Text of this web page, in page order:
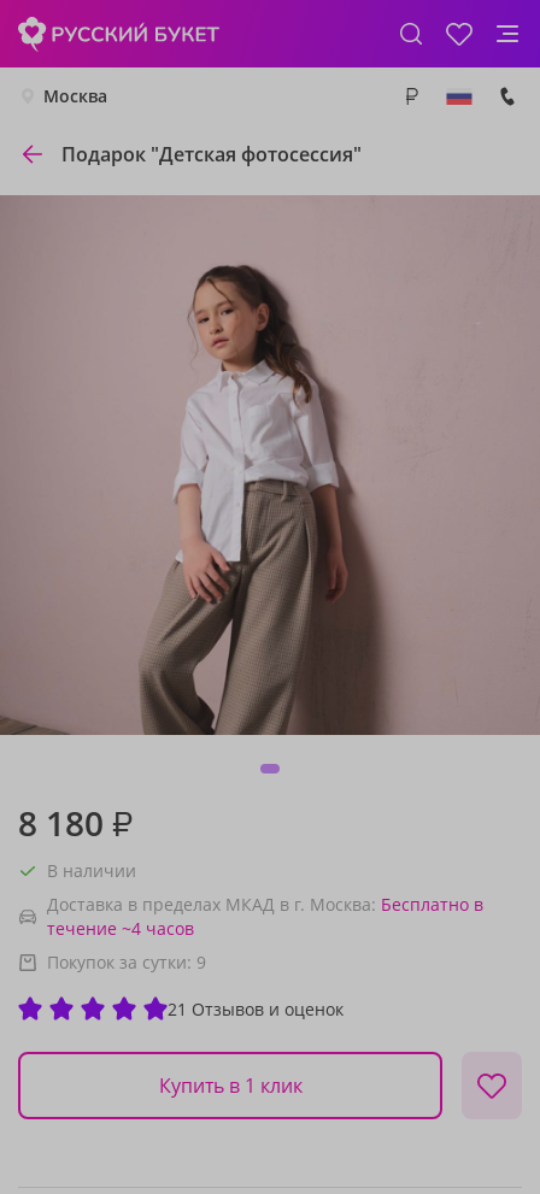
Москва
Подарок "Детская фотосессия"
8 180 ₽
В наличии
Доставка в пределах МКАД в г. Москва: Бесплатно в
течение ~4 часов
Покупок за сутки: 9
21 Отзывов и оценок
Купить в 1 клик